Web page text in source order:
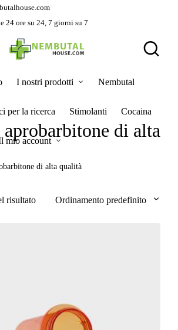
24 ore su 24, 7 giorni su 7
I nostri prodotti Nembutal
per la ricerca Stimolanti Cocaina
mio account
di alta
di alta qualità
risultato Ordinamento predefinito